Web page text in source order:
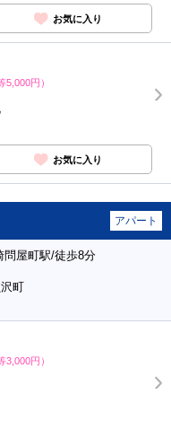
お気に入り
5,000円）
お気に入り
アパート
問屋町駅/徒歩8分
町
3,000円）